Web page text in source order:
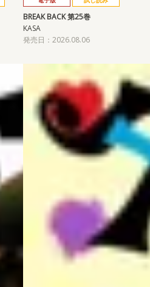
BREAK BACK 第25巻
KASA
発売日：2026.08.06